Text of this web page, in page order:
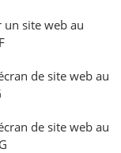
un site web au
de site web au
de site web au